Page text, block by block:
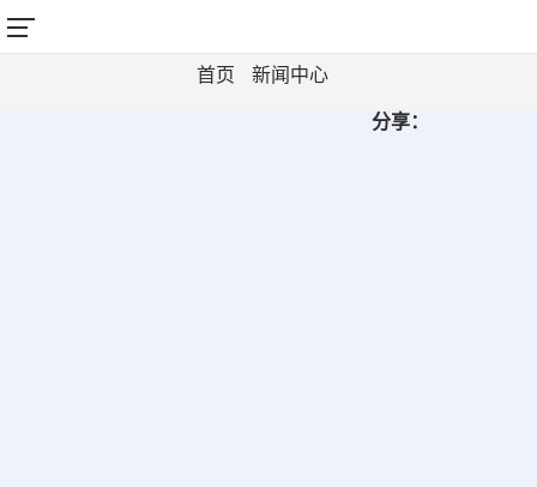
首页 新闻中心
分享：